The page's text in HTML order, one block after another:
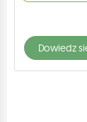
dowiedz